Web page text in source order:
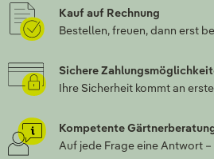
Kauf auf Rechnung
Bestellen, freuen, dann erst
Sichere
Ihre Sicherheit kommt an
Kompetente
Auf jede Frage eine Antwort